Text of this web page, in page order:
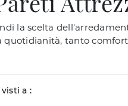
la scelta
quotidianità, tanto
a :